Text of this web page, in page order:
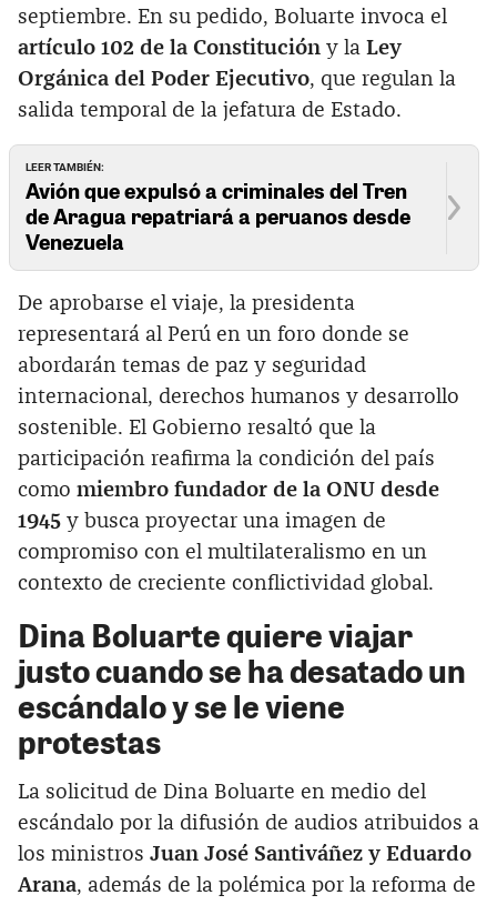
septiembre. En su pedido, Boluarte invoca el
artículo 102 de la Constitución y la Ley
Orgánica del Poder Ejecutivo, que regulan la
salida temporal de la jefatura de Estado.
LEER TAMBIÉN:
Avión que expulsó a criminales del Tren
de Aragua repatriará a peruanos desde
Venezuela
De aprobarse el viaje, la presidenta
representará al Perú en un foro donde se
abordarán temas de paz y seguridad
internacional, derechos humanos y desarrollo
sostenible. El Gobierno resaltó que la
participación reafirma la condición del país
como miembro fundador de la ONU desde
1945 y busca proyectar una imagen de
compromiso con el multilateralismo en un
contexto de creciente conflictividad global.
Dina Boluarte quiere viajar
justo cuando se ha desatado un
escándalo y se le viene
protestas
La solicitud de Dina Boluarte en medio del
escándalo por la difusión de audios atribuidos a
los ministros Juan José Santiváñez y Eduardo
Arana, además de la polémica por la reforma de